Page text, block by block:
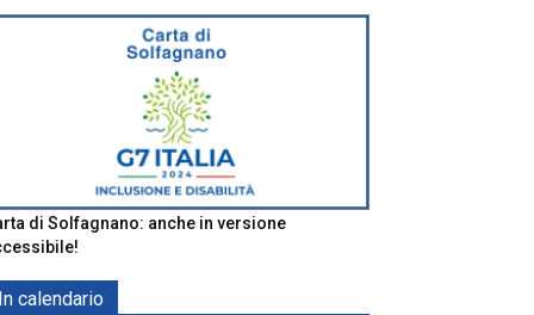
di Solfagnano: anche in versione
In calendario